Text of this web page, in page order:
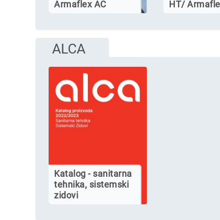
Armaflex AC HT/
ALCA
Katalog - sanitarna
tehnika, sistemski
zidovi